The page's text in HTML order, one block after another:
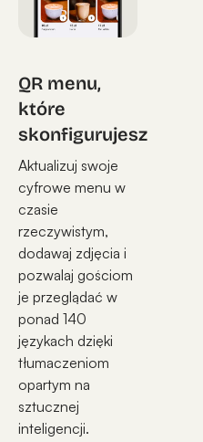
QR menu,
które
skonfigurujesz
Aktualizuj swoje
cyfrowe menu w
czasie
rzeczywistym,
dodawaj zdjęcia i
pozwalaj gościom
je przeglądać w
ponad 140
językach dzięki
tłumaczeniom
opartym na
sztucznej
inteligencji.